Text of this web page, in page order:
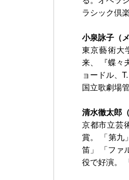
ラシック倶
小泉詠子（
東京藝術大
来、 『蝶々
ョードル、
国立歌劇場
清水徹太郎
京都市立芸
賞。 「第九
笛」 「ファ
役で好演。